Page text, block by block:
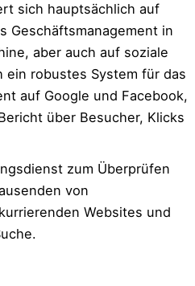
sich hauptsächlich auf
Geschäftsmanagement in
aber auch auf soziale
ein robustes System für das
auf Google und Facebook,
über Besucher, Klicks
zum Überprüfen
von
Websites und